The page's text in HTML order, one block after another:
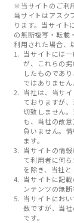
※当サイトのご利
当サイトはアスク
ります。当サイト
の無断複写・転載
利用された場合、
当サイトには
が、これらの
したものであ
ではありません
当社は、当サ
ておりますが
切致しません
も、当社の故
負いません。
ます。
当サイトの情
て利用者に何
を除き、当社と
当サイトに記
ンテンツの無
当サイトにお
数ですが、当
です。